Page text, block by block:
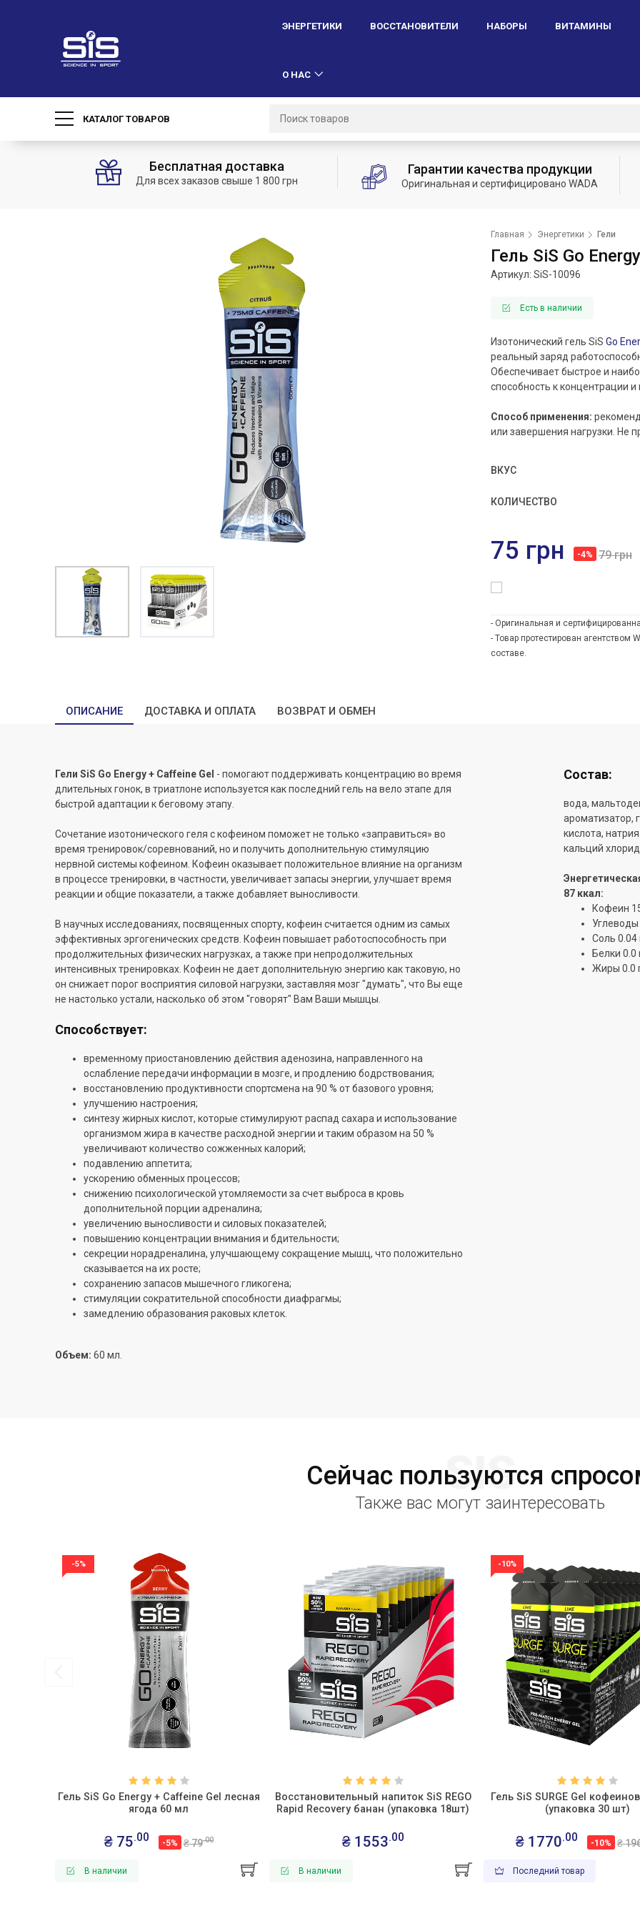
ЭНЕРГЕТИКИ ВОССТАНОВИТЕЛИ НАБОРЫ ВИТАМИНЫ
О НАС
КАТАЛОГ ТОВАРОВ
Бесплатная доставка
Для всех заказов свыше 1 800 грн
Гарантии качества продукции
Оригинальная и сертифицировано WADA
Главная Энергетики Гели
Гель SiS Go
Артикул: SiS-10096
Есть в наличии
Изотонический гель SiS Go
реальный заряд
Обеспечивает быстрое и
способность к концентрации
Способ применения:
или завершения нагрузки. Не
ВКУС
КОЛИЧЕСТВО
75 грн -4% 79 грн
- Оригинальная и
- Товар протестирован агентством
составе.
ОПИСАНИЕ ДОСТАВКА И ОПЛАТА ВОЗВРАТ И ОБМЕН
Гели SiS Go Energy + Caffeine Gel - помогают поддерживать концентрацию во время
длительных гонок, в триатлоне используется как последний гель на вело этапе для
быстрой адаптации к беговому этапу.
Сочетание изотонического геля с кофеином поможет не только «заправиться» во
время тренировок/соревнований, но и получить дополнительную стимуляцию
нервной системы кофеином. Кофеин оказывает положительное влияние на организм
в процессе тренировки, в частности, увеличивает запасы энергии, улучшает время
реакции и общие показатели, а также добавляет выносливости.
В научных исследованиях, посвященных спорту, кофеин считается одним из самых
эффективных эргогенических средств. Кофеин повышает работоспособность при
продолжительных физических нагрузках, а также при непродолжительных
интенсивных тренировках. Кофеин не дает дополнительную энергию как таковую, но
он снижает порог восприятия силовой нагрузки, заставляя мозг "думать", что Вы еще
не настолько устали, насколько об этом "говорят" Вам Ваши мышцы.
Способствует:
временному приостановлению действия аденозина, направленного на
ослабление передачи информации в мозге, и продлению бодрствования;
восстановлению продуктивности спортсмена на 90 % от базового уровня;
улучшению настроения;
синтезу жирных кислот, которые стимулируют распад сахара и использование
организмом жира в качестве расходной энергии и таким образом на 50 %
увеличивают количество сожженных калорий;
подавлению аппетита;
ускорению обменных процессов;
снижению психологической утомляемости за счет выброса в кровь
дополнительной порции адреналина;
увеличению выносливости и силовых показателей;
повышению концентрации внимания и бдительности;
секреции норадреналина, улучшающему сокращение мышц, что положительно
сказывается на их росте;
сохранению запасов мышечного гликогена;
стимуляции сократительной способности диафрагмы;
замедлению образования раковых клеток.
Объем: 60 мл.
Состав:
вода,
ароматизатор,
кислота,
кальций
87 ккал:
Кофеин
Углеводы
Соль 0.04
Белки 0.0
Жиры 0.0
Сейчас пользуются
SIS
Также вас могут заинтересовать
-5%
Гель SiS Go Energy + Caffeine Gel лесная
ягода 60 мл
₴ 75.00 -5% ₴ 79.00
В наличии
Восстановительный напиток SiS REGO
Rapid Recovery банан (упаковка 18шт)
₴ 1553.00
В наличии
-10%
Гель SiS SURGE Gel
(упаковка 30 шт)
₴ 1770.00 -10% ₴
Последний товар